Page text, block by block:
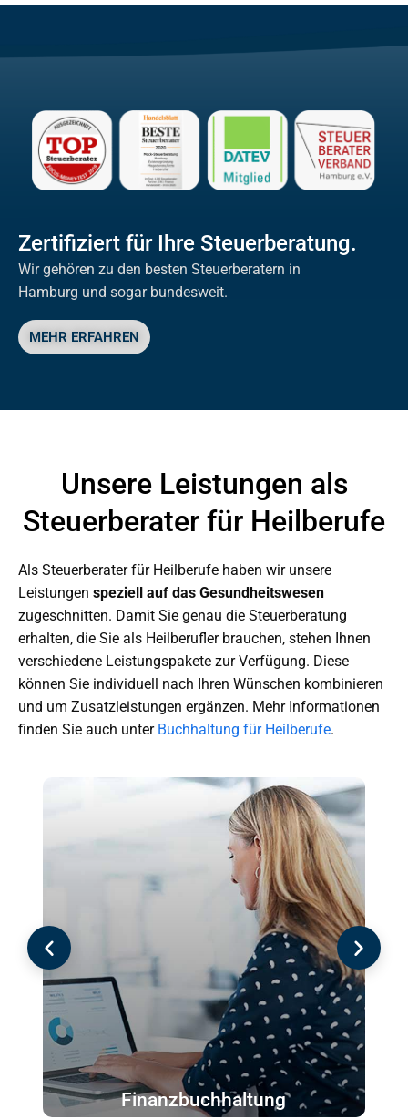
Zertifiziert für Ihre Steuerberatung.
Wir gehören zu den besten Steuerberatern in
Hamburg und sogar bundesweit.
MEHR ERFAHREN
Unsere Leistungen als
Steuerberater für Heilberufe
Als Steuerberater für Heilberufe haben wir unsere
Leistungen speziell auf das Gesundheitswesen
zugeschnitten. Damit Sie genau die Steuerberatung
erhalten, die Sie als Heilberufler brauchen, stehen Ihnen
verschiedene Leistungspakete zur Verfügung. Diese
können Sie individuell nach Ihren Wünschen kombinieren
und um Zusatzleistungen ergänzen. Mehr Informationen
finden Sie auch unter Buchhaltung für Heilberufe.
Finanzbuchhaltung